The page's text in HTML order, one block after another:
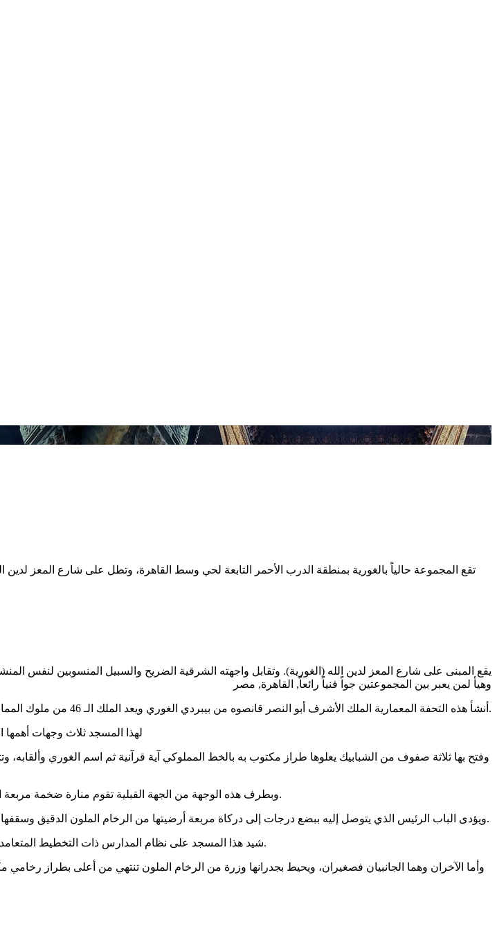
تقع المجموعة حالياً بالغورية بمنطقة الدرب الأحمر التابعة لحي وسط القاهرة، وتطل على شارع المعز
يقع المبنى على شارع المعز لدين الله (الغورية). وتقابل واجهته الشرقية الضريح والسبيل المنسوبين لنفس
وهيأ لمن يعبر بين المجموعتين جواً فنياً رائعاً, القاهرة, مصر
أنشأ هذه التحفة المعمارية الملك الأشرف أبو النصر قانصوه من بيبردي الغوري ويعد الملك الـ 46 من ملوك المماليك في مصر, وأصله جركسي الجنس من مماليك الأشرف قايتباي.
لهذا المسجد ثلاث وجهات
وبطرف هذه الوجهة من الجهة القبلية تقوم منارة ضخمة مربعة القطاع لها دورتان تتكون من مقرنصات منوعة وتنتهي من أعلى بحطة مربعة تعلوها خمسة رءوس.
ويؤدى الباب الرئيس الذي يتوصل إليه ببضع درجات إلى دركاة مربعة أرضيتها من الرخام الملون الدقيق وسقفها من الخشب المنقوش بزخارف مذهبة ومن هذه الدركاة يسير الإنسان في طرقة تؤدى إلى الصحن.
شيد هذا المسجد على نظام المدارس ذات التخطيط المتعامد فهو يتكون من صحن يحيط به أربعة إيوانات اثنان منها كبيران وهما إيوان القبلة والإيوان المقابل له.